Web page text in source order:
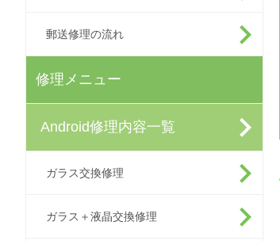
郵送修理の流れ
修理メニュー
Android修理内容一覧
ガラス交換修理
ガラス＋液晶交換修理